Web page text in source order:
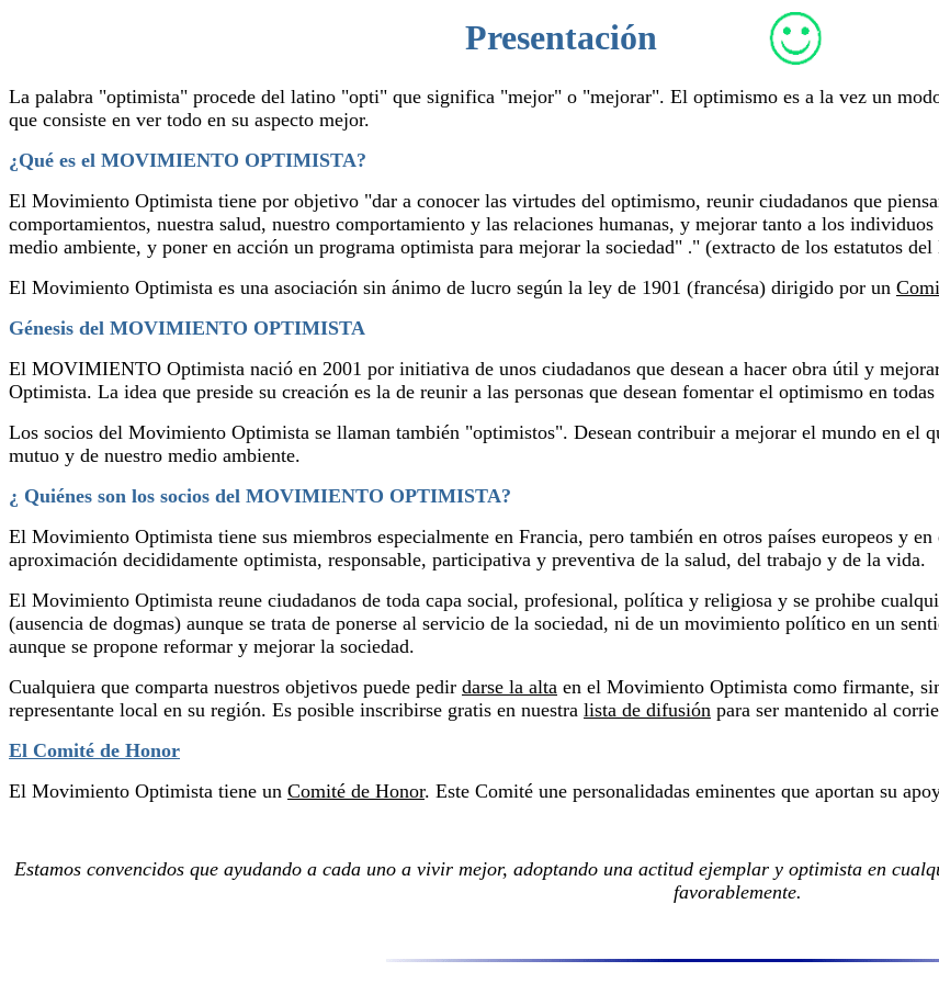
Presentación
La palabra "optimista" procede del latino "opti" que significa "mejor" o "mejorar". El optimismo es a la vez un
que consiste en ver todo en su aspecto mejor.
¿Qué es el MOVIMIENTO OPTIMISTA?
El Movimiento Optimista tiene por objetivo "dar a conocer las virtudes del optimismo, reunir ciudadanos que
comportamientos, nuestra salud, nuestro comportamiento y las relaciones humanas, y mejorar tanto a los
medio ambiente, y poner en acción un programa optimista para mejorar la sociedad" ." (extracto de los estatutos
El Movimiento Optimista es una asociación sin ánimo de lucro según la ley de 1901 (francésa) dirigido por un
Génesis del MOVIMIENTO OPTIMISTA
El MOVIMIENTO Optimista nació en 2001 por initiativa de unos ciudadanos que desean a hacer obra útil y
Optimista. La idea que preside su creación es la de reunir a las personas que desean fomentar el optimismo en
Los socios del Movimiento Optimista se llaman también "optimistos". Desean contribuir a mejorar el mundo en el
mutuo y de nuestro medio ambiente.
¿ Quiénes son los socios del MOVIMIENTO OPTIMISTA?
El Movimiento Optimista tiene sus miembros especialmente en Francia, pero también en otros países europeos y
aproximación decididamente optimista, responsable, participativa y preventiva de la salud, del trabajo y de la vida.
El Movimiento Optimista reune ciudadanos de toda capa social, profesional, política y religiosa y se prohibe
(ausencia de dogmas) aunque se trata de ponerse al servicio de la sociedad, ni de un movimiento político en un
aunque se propone reformar y mejorar la sociedad.
Cualquiera que comparta nuestros objetivos puede pedir darse la alta en el Movimiento Optimista como firmante,
representante local en su región. Es posible inscribirse gratis en nuestra lista de difusión para ser mantenido al
El Comité de Honor
El Movimiento Optimista tiene un Comité de Honor. Este Comité une personalidadas eminentes que aportan su
Estamos convencidos que ayudando a cada uno a vivir mejor, adoptando una actitud ejemplar y optimista en
favorablemente.